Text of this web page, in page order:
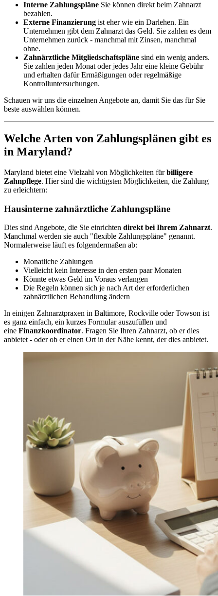
Interne Zahlungspläne Sie können direkt beim Zahnarzt
bezahlen.
Externe Finanzierung ist eher wie ein Darlehen. Ein
Unternehmen gibt dem Zahnarzt das Geld. Sie zahlen es dem
Unternehmen zurück - manchmal mit Zinsen, manchmal
ohne.
Zahnärztliche Mitgliedschaftspläne sind ein wenig anders.
Sie zahlen jeden Monat oder jedes Jahr eine kleine Gebühr
und erhalten dafür Ermäßigungen oder regelmäßige
Kontrolluntersuchungen.
Schauen wir uns die einzelnen Angebote an, damit Sie das für Sie
beste auswählen können.
Welche Arten von Zahlungsplänen gibt es
in Maryland?
Maryland bietet eine Vielzahl von Möglichkeiten fürbilligere
Zahnpflege. Hier sind die wichtigsten Möglichkeiten, die Zahlung
zu erleichtern:
Hausinterne zahnärztliche Zahlungspläne
Dies sind Angebote, die Sie einrichten direkt bei Ihrem Zahnarzt.
Manchmal werden sie auch "flexible Zahlungspläne" genannt.
Normalerweise läuft es folgendermaßen ab:
Monatliche Zahlungen
Vielleicht kein Interesse in den ersten paar Monaten
Könnte etwas Geld im Voraus verlangen
Die Regeln können sich je nach Art der erforderlichen
zahnärztlichen Behandlung ändern
In einigen Zahnarztpraxen in Baltimore, Rockville oder Towson ist
es ganz einfach, ein kurzes Formular auszufüllen und
eine Finanzkoordinator. Fragen Sie Ihren Zahnarzt, ob er dies
anbietet - oder ob er einen Ort in der Nähe kennt, der dies anbietet.